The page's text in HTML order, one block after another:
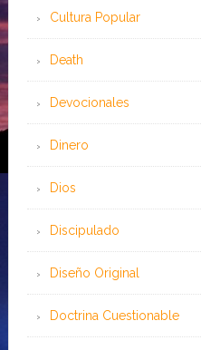
Cultura Popular
Death
Devocionales
Dinero
Dios
Discipulado
Diseño Original
Doctrina Cuestionable